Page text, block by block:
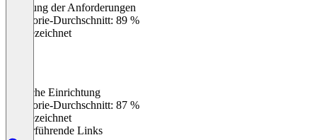
Erfüllung der Anforderungen
Kategorie-Durchschnitt: 89 %
Ausgezeichnet
Einfache Einrichtung
Kategorie-Durchschnitt: 87 %
Ausgezeichnet
Weiterführende Links